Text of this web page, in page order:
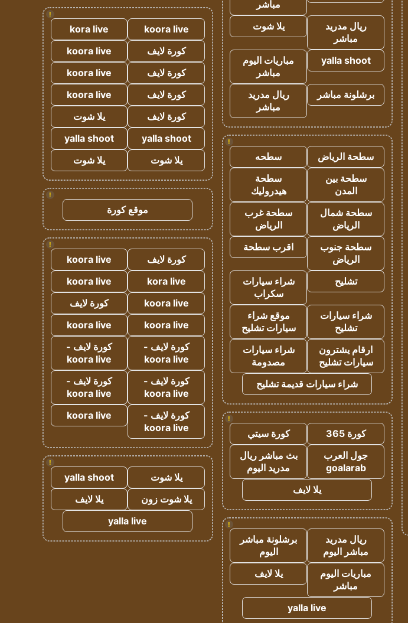
مباشر
ريال مدريد
مباشر
يلا شوت
yalla shoot
مباريات اليوم
مباشر
برشلونة مباشر
ريال مدريد
مباشر
!
سطحة الرياض
سطحه
سطحة بين
المدن
سطحة
هيدروليك
سطحة شمال
الرياض
سطحة غرب
الرياض
سطحة جنوب
الرياض
اقرب سطحة
تشليح
شراء سيارات
سكراب
شراء سيارات
تشليح
موقع شراء
سيارات تشليح
ارقام يشترون
سيارات تشليح
شراء سيارات
مصدومة
شراء سيارات قديمة تشليح
!
كورة 365
كورة سيتي
جول العرب
goalarab
بث مباشر ريال
مدريد اليوم
يلا لايف
!
ريال مدريد
مباشر اليوم
برشلونة مباشر
اليوم
مباريات اليوم
مباشر
يلا لايف
yalla live
!
koora live
kora live
كورة لايف
koora live
كورة لايف
koora live
كورة لايف
koora live
كورة لايف
يلا شوت
yalla shoot
yalla shoot
يلا شوت
يلا شوت
!
موقع كورة
!
كورة لايف
koora live
kora live
koora live
koora live
كورة لايف
koora live
koora live
كورة لايف -
koora live
كورة لايف -
koora live
كورة لايف -
koora live
كورة لايف -
koora live
كورة لايف -
koora live
koora live
!
يلا شوت
yalla shoot
يلا شوت زون
يلا لايف
yalla live